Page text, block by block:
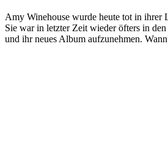
Amy Winehouse wurde heute tot in ihrer
Sie war in letzter Zeit wieder öfters in
und ihr neues Album aufzunehmen.